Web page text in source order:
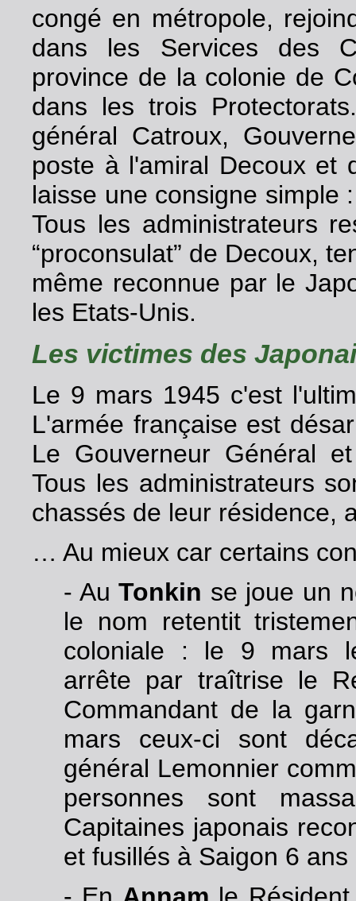
congé en métropole,
dans les Services des
province de la colonie de
dans les trois
général Catroux,
poste à l'amiral Decoux et
laisse une consigne simple
Tous les administrateurs
“proconsulat” de Decoux,
même reconnue par le
les Etats-Unis.
Les victimes des
Le 9 mars 1945 c'est
L'armée française est
Le Gouverneur Général
Tous les administrateurs
chassés de leur résidence,
… Au mieux car certains
- AuTonkin se joue un
le nom retentit
coloniale : le 9 mars
arrête par traîtrise le
Commandant de la
mars ceux-ci sont
général Lemonnier
personnes sont
Capitaines japonais
et fusillés à Saigon 6